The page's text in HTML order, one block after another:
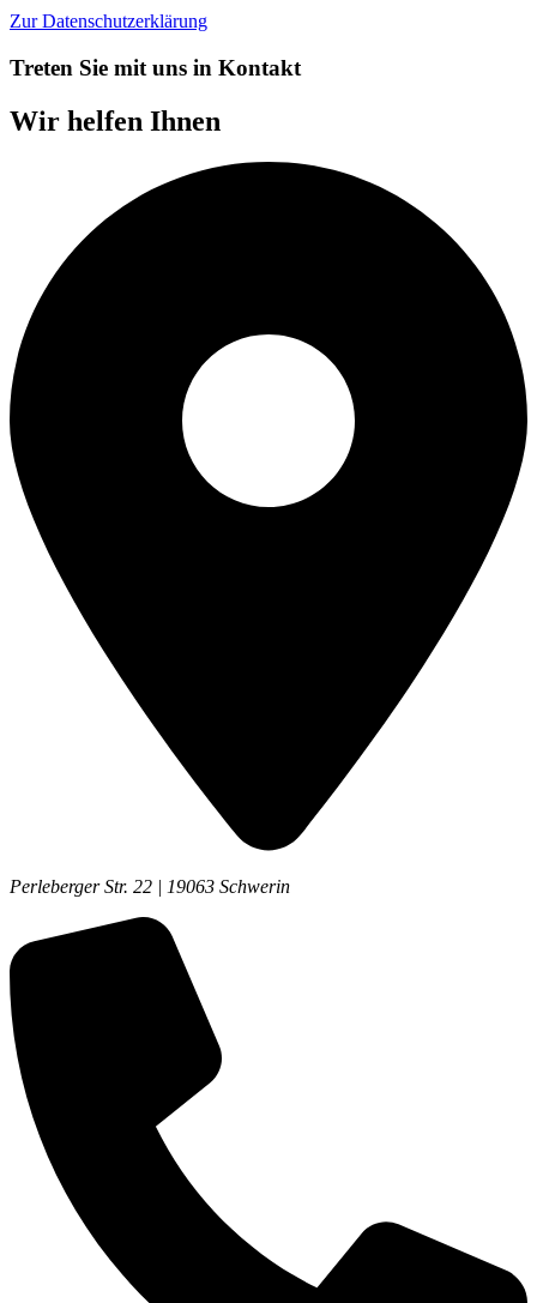
Zur Datenschutzerklärung
Treten Sie mit uns in Kontakt
Wir helfen Ihnen
Perleberger Str. 22 | 19063 Schwerin